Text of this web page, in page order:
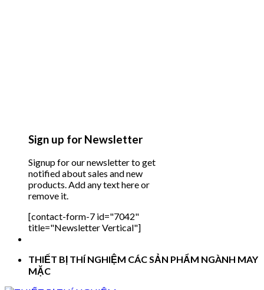
Sign up for Newsletter
Signup for our newsletter to get
notified about sales and new
products. Add any text here or
remove it.
[contact-form-7 id="7042"
title="Newsletter Vertical"]
THIẾT BỊ THÍ NGHIỆM CÁC SẢN PHẨM NGÀNH MAY
MẶC